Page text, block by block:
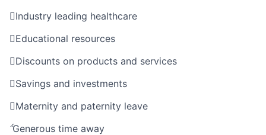
Industry leading healthcare
Educational resources
Discounts on products and services
Savings and investments
Maternity and paternity leave
Generous time away